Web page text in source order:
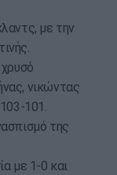
με την
νικώντας
101.
της
με 1-0 και